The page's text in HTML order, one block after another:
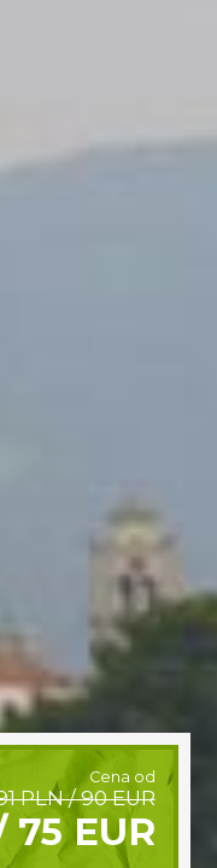
Cena od
PLN / 90 EUR
75 EUR